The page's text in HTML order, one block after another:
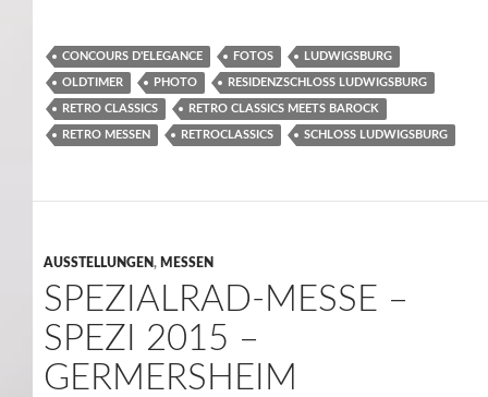
CONCOURS D'ELEGANCE FOTOS LUDWIGSBURG
OLDTIMER PHOTO RESIDENZSCHLOSS LUDWIGSBURG
RETRO CLASSICS RETRO CLASSICS MEETS BAROCK
RETRO MESSEN RETROCLASSICS SCHLOSS LUDWIGSBURG
AUSSTELLUNGEN, MESSEN
SPEZIALRAD-MESSE –
SPEZI 2015 –
GERMERSHEIM